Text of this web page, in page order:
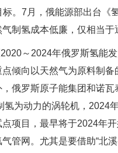
。7月，俄能源部出台
制氢成本低廉，仅相当
～2024年俄罗斯氢能
倾向以天然气为原料制
俄罗斯原子能集团和诺
氢为动力的涡轮机，2024
项目，最早将于2024年
管网。尤其是要借助“北